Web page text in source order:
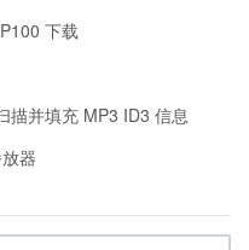
下载
描并填充 MP3 ID3 信息
器